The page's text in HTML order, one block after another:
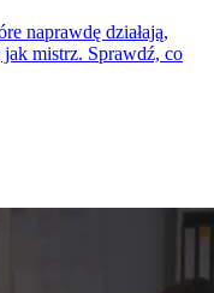
naprawdę działają,
mistrz. Sprawdź, co